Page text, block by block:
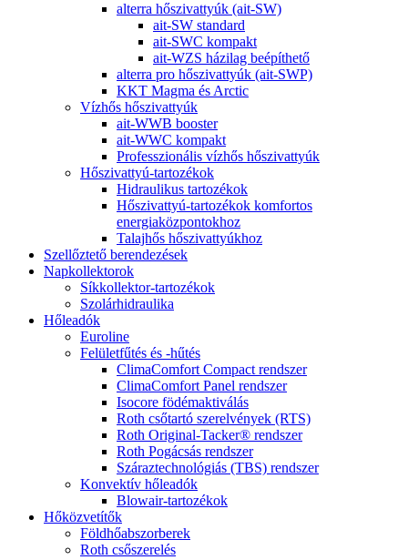
alterra hőszivattyúk (ait-SW)
ait-SW standard
ait-SWC kompakt
ait-WZS házilag beépíthető
alterra pro hőszivattyúk (ait-SWP)
KKT Magma és Arctic
Vízhős hőszivattyúk
ait-WWB booster
ait-WWC kompakt
Professzionális vízhős hőszivattyúk
Hőszivattyú-tartozékok
Hidraulikus tartozékok
Hőszivattyú-tartozékok komfortos
energiaközpontokhoz
Talajhős hőszivattyúkhoz
Szellőztető berendezések
Napkollektorok
Síkkollektor-tartozékok
Szolárhidraulika
Hőleadók
Euroline
Felületfűtés és -hűtés
ClimaComfort Compact rendszer
ClimaComfort Panel rendszer
Isocore födémaktiválás
Roth csőtartó szerelvények (RTS)
Roth Original-Tacker® rendszer
Roth Pogácsás rendszer
Száraztechnológiás (TBS) rendszer
Konvektív hőleadók
Blowair-tartozékok
Hőközvetítők
Földhőabszorberek
Roth csőszerelés